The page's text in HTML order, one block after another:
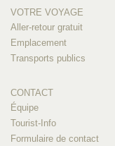
VOTRE VOYAGE
Aller-retour gratuit
Emplacement
Transports publics
CONTACT
Équipe
Tourist-Info
Formulaire de contact